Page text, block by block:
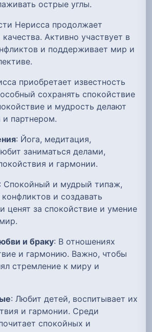
острые углы.
Нерисса продолжает
Активно участвует в
и поддерживает мир и
приобретает известность
сохранять спокойствие
и мудрость делают
партнером.
: Йога, медитация,
заниматься делами,
и гармонии.
: Спокойный и мудрый типаж,
и создавать
ценят за спокойствие и умение
и браку: В отношениях
и гармонию. Важно, чтобы
стремление к миру и
: Любит детей, воспитывает их
и гармонии. Среди
спокойных и